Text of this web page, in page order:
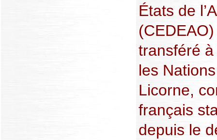
États de
transféré
les
Licorne,
français
depuis le